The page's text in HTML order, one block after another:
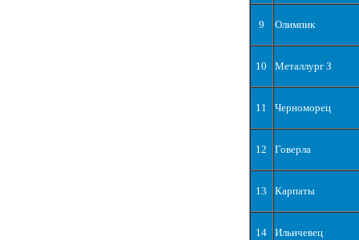
9 Олимпик
10 Металлург З
11 Черноморец
12 Говерла
13 Карпаты
14 Ильичевец